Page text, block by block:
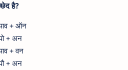
है?
+ ऑन
+ अन
+ वन
+ अन